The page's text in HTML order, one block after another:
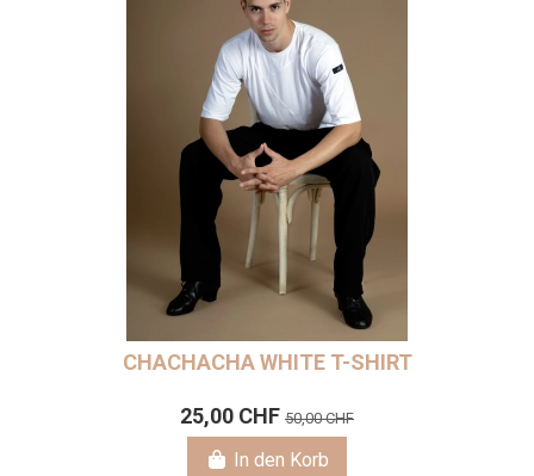
CHACHACHA WHITE T-SHIRT
25,00 CHF 50,00 CHF
In den Korb